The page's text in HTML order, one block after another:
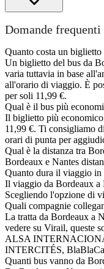
Domande frequenti
Quanto costa un
Un biglietto del bus da
varia tuttavia in base
all'orario di viaggio. È
per soli 11,99 €.
Qual è il bus più
Il biglietto più
11,99 €. Ti consigliamo
orari di punta per
Qual è la distanza tra
Bordeaux e Nantes
Quanto dura il viaggio in
Il viaggio da Bordeaux a
Scegliendo l'opzione di
Quali compagnie
La tratta da Bordeaux a
vedere su Virail, queste
ALSA
INTERCITÉS,
Quanti bus vanno da